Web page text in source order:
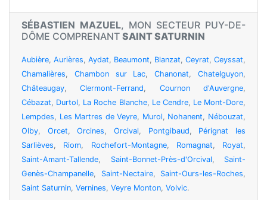
SÉBASTIEN MAZUEL, MON SECTEUR PUY-DE-
DÔME COMPRENANT SAINT SATURNIN
Aubière, Aurières, Aydat, Beaumont, Blanzat, Ceyrat, Ceyssat,
Chamalières, Chambon sur Lac,Chanonat,Chatelguyon,
Châteaugay,Clermont-Ferrand, Cournon d'Auvergne,
Cébazat, Durtol, La Roche Blanche, Le Cendre, Le Mont-Dore,
Lempdes, Les Martres de Veyre, Murol, Nohanent, Nébouzat,
Olby, Orcet,Orcines,Orcival, Pontgibaud, Pérignat les
Sarlièves, Riom, Rochefort-Montagne, Romagnat, Royat,
Saint-Amant-Tallende, Saint-Bonnet-Près-d'Orcival, Saint-
Genès-Champanelle, Saint-Nectaire, Saint-Ours-les-Roches,
Saint Saturnin, Vernines, Veyre Monton, Volvic.